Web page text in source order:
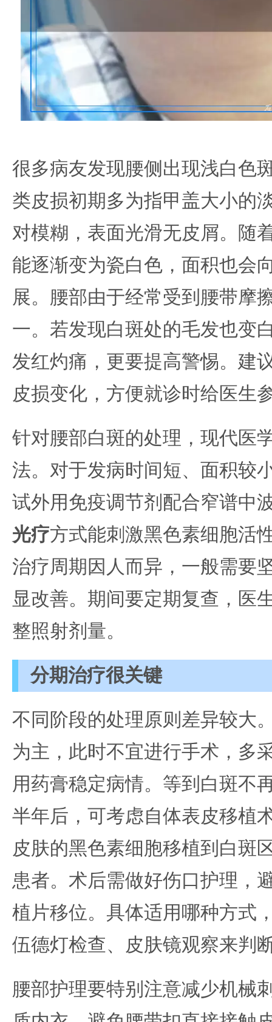
很多病友发现腰侧出现浅白色
类皮损初期多为指甲盖大小的
对模糊，表面光滑无皮屑。随
能逐渐变为瓷白色，面积也会
展。腰部由于经常受到腰带摩
一。若发现白斑处的毛发也变
发红灼痛，更要提高警惕。建
皮损变化，方便就诊时给医生
针对腰部白斑的处理，现代医
法。对于发病时间短、面积较
试外用免疫调节剂配合窄谱中
光疗方式能刺激黑色素细胞活
治疗周期因人而异，一般需要
显改善。期间要定期复查，医
整照射剂量。
分期治疗很关键
不同阶段的处理原则差异较大
为主，此时不宜进行手术，多
用药膏稳定病情。等到白斑不
半年后，可考虑自体表皮移植
皮肤的黑色素细胞移植到白斑
患者。术后需做好伤口护理，
植片移位。具体适用哪种方式
伍德灯检查、皮肤镜观察来判
腰部护理要特别注意减少机械